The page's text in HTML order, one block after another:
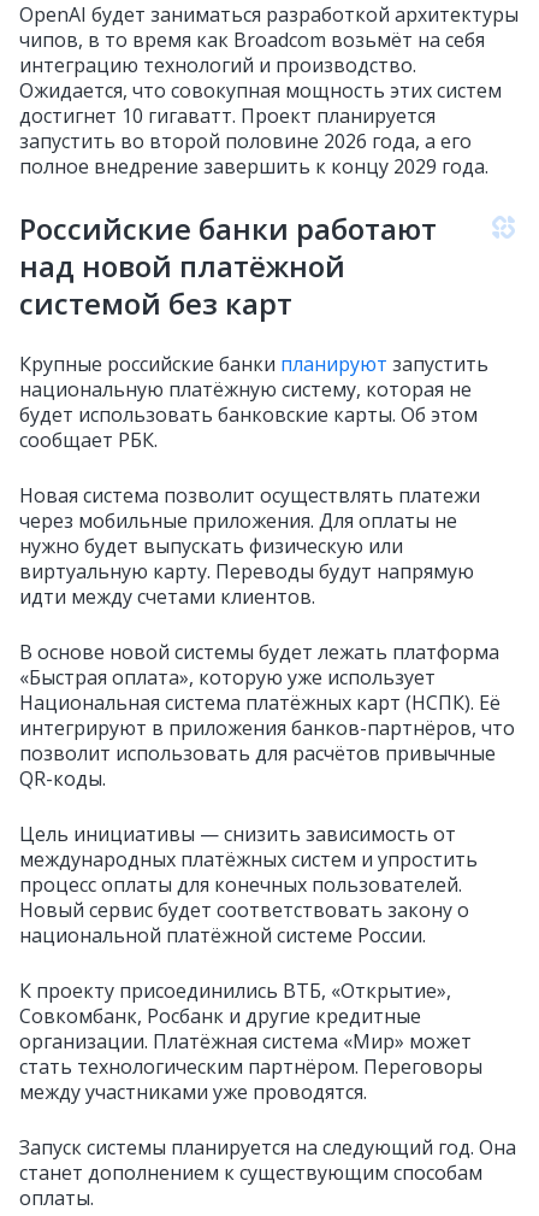
OpenAI будет заниматься разработкой архитектуры
чипов, в то время как Broadcom возьмёт на себя
интеграцию технологий и производство.
Ожидается, что совокупная мощность этих систем
достигнет 10 гигаватт. Проект планируется
запустить во второй половине 2026 года, а его
полное внедрение завершить к концу 2029 года.
Российские банки работают
над новой платёжной
системой без карт
Крупные российские банки планируют запустить
национальную платёжную систему, которая не
будет использовать банковские карты. Об этом
сообщает РБК.
Новая система позволит осуществлять платежи
через мобильные приложения. Для оплаты не
нужно будет выпускать физическую или
виртуальную карту. Переводы будут напрямую
идти между счетами клиентов.
В основе новой системы будет лежать платформа
«Быстрая оплата», которую уже использует
Национальная система платёжных карт (НСПК). Её
интегрируют в приложения банков-партнёров, что
позволит использовать для расчётов привычные
QR-коды.
Цель инициативы — снизить зависимость от
международных платёжных систем и упростить
процесс оплаты для конечных пользователей.
Новый сервис будет соответствовать закону о
национальной платёжной системе России.
К проекту присоединились ВТБ, «Открытие»,
Совкомбанк, Росбанк и другие кредитные
организации. Платёжная система «Мир» может
стать технологическим партнёром. Переговоры
между участниками уже проводятся.
Запуск системы планируется на следующий год. Она
станет дополнением к существующим способам
оплаты.